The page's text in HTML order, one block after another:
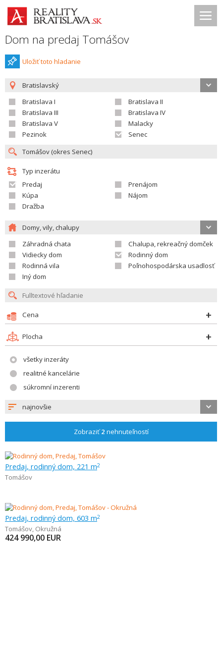
Dom na predaj Tomášov
Uložiť toto hladanie
Bratislavský
Bratislava I
Bratislava II
Bratislava III
Bratislava IV
Bratislava V
Malacky
Pezinok
Senec
Typ inzerátu
Predaj
Prenájom
Kúpa
Nájom
Dražba
Domy, vily, chalupy
Záhradná chata
Chalupa, rekreačný domček
Vidiecky dom
Rodinný dom
Rodinná vila
Poľnohospodárska usadlosť
Iný dom
Cena
Plocha
všetky inzeráty
realitné kancelárie
súkromní inzerenti
najnovšie
Zobraziť2 nehnuteľností
Predaj, rodinný dom, 221 m2
Tomášov
Predaj, rodinný dom, 603 m2
Tomášov, Okružná
424 990,00 EUR